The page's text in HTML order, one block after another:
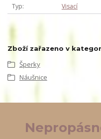
Typ
Visací
Zboží zařazeno v
Šperky
Náušnice